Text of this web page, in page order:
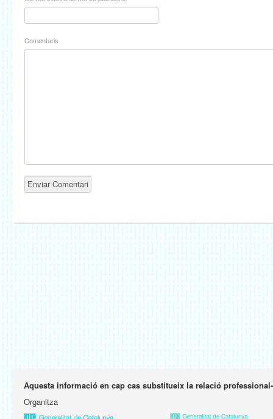
Comentaris
Aquesta informació en cap cas substitueix la relació
Organitza